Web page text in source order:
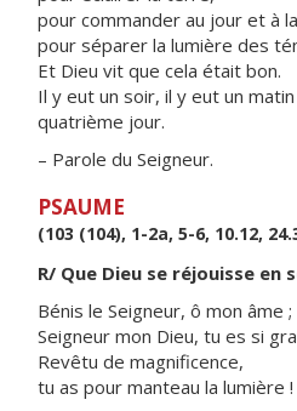
pour commander au jour et à
pour séparer la lumière des
Et Dieu vit que cela était bon.
Il y eut un soir, il y eut un matin
quatrième jour.
– Parole du Seigneur.
PSAUME
(103 (104), 1-2a, 5-6, 10.12,
R/ Que Dieu se réjouisse en
Bénis le Seigneur, ô mon âme ;
Seigneur mon Dieu, tu es si
Revêtu de magnificence,
tu as pour manteau la lumière !